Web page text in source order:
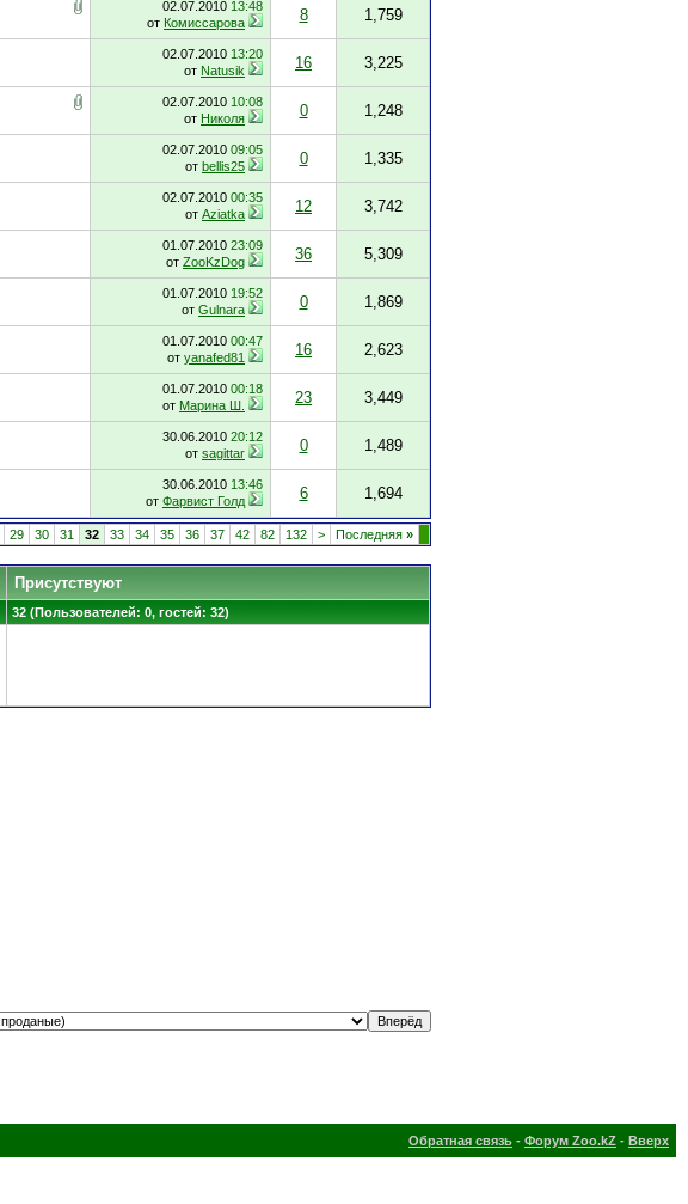
02.07.2010 13:48
от Комиссарова 8 1,759
02.07.2010 13:20
от Natusik 16 3,225
02.07.2010 10:08
от Николя 0 1,248
02.07.2010 09:05
от bellis25 0 1,335
02.07.2010 00:35
от Aziatka 12 3,742
01.07.2010 23:09
от ZooKzDog 36 5,309
01.07.2010 19:52
от Gulnara 0 1,869
01.07.2010 00:47
от yanafed81 16 2,623
01.07.2010 00:18
от Марина Ш. 23 3,449
30.06.2010 20:12
от sagittar 0 1,489
30.06.2010 13:46
от Фарвист Голд 6 1,694
29 30 31 32 33 34 35 36 37 42 82 132 > Последняя »
Присутствуют
32 (Пользователей: 0, гостей: 32)
Обратная связь - Форум Zoo.kZ - Вверх